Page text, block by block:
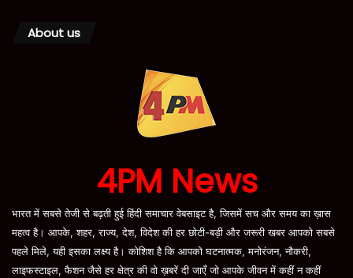
About us
4PM News
भारत में सबसे तेजी से बढ़ती हुई हिंदी समाचार वेबसाइट है, जिसमें सच और समय का ख़ास
महत्व है। आपके, शहर, राज्य, देश, विदेश की हर छोटी-बड़ी और जरूरी खबर आपको सबसे
पहले मिले, यही इसका लक्ष्य है। कोशिश है कि आपको घटनात्मक, मनोरंजन, नौकरी,
लाइफस्टाइल, फैशन जैसे हर क्षेत्र की वो ख़बरें दी जाएँ जो आपके जीवन में कहीं न कहीं